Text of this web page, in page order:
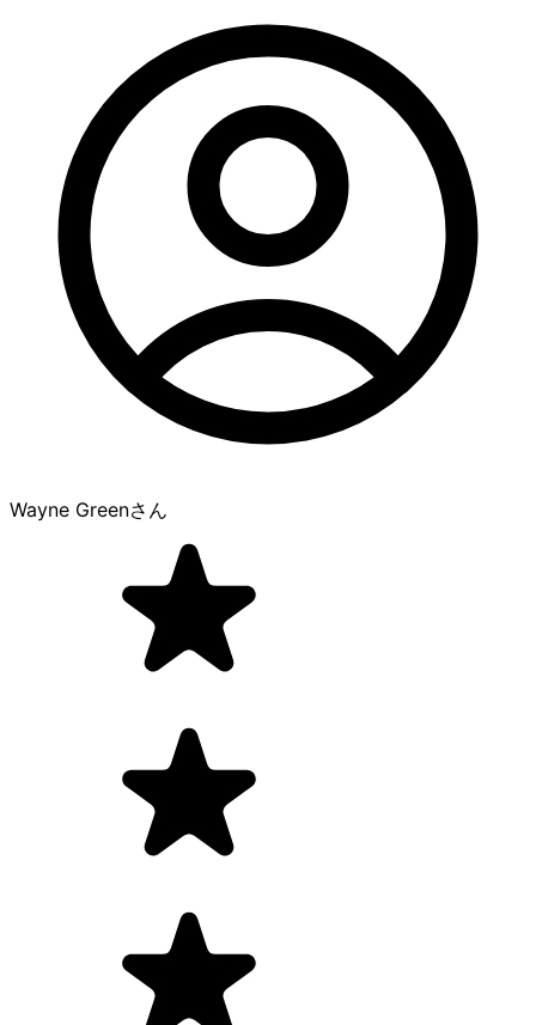
Wayne Greenさん